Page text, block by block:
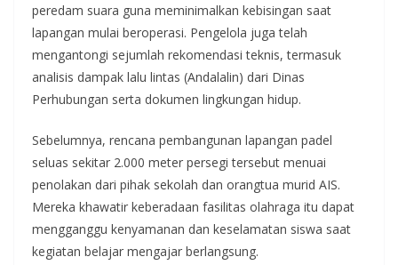
peredam suara guna meminimalkan kebisingan saat
lapangan mulai beroperasi. Pengelola juga telah
mengantongi sejumlah rekomendasi teknis, termasuk
analisis dampak lalu lintas (Andalalin) dari Dinas
Perhubungan serta dokumen lingkungan hidup.
Sebelumnya, rencana pembangunan lapangan padel
seluas sekitar 2.000 meter persegi tersebut menuai
penolakan dari pihak sekolah dan orangtua murid AIS.
Mereka khawatir keberadaan fasilitas olahraga itu dapat
mengganggu kenyamanan dan keselamatan siswa saat
kegiatan belajar mengajar berlangsung.